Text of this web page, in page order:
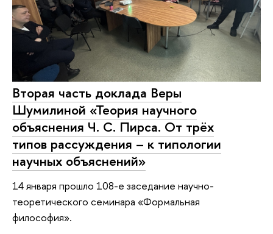
Вторая часть доклада Веры
Шумилиной «Теория научного
объяснения Ч. С. Пирса. От трёх
типов рассуждения – к типологии
научных объяснений»
14 января прошло 108-е заседание научно-
теоретического семинара «Формальная
философия».